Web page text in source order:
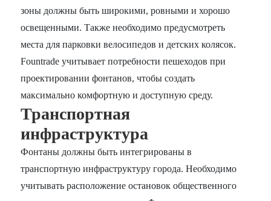
зоны должны быть широкими, ровными и хорошо
освещенными. Также необходимо предусмотреть
места для парковки велосипедов и детских колясок.
Fountrade учитывает потребности пешеходов при
проектировании фонтанов, чтобы создать
максимально комфортную и доступную среду.
Транспортная
инфраструктура
Фонтаны должны быть интегрированы в
транспортную инфраструктуру города. Необходимо
учитывать расположение остановок общественного